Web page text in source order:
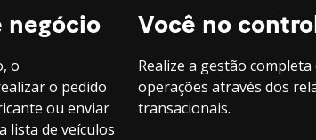
negócio
o
o pedido
ou enviar
lista de veículos
Você no
Realize a gestão completa
operações através dos
transacionais.